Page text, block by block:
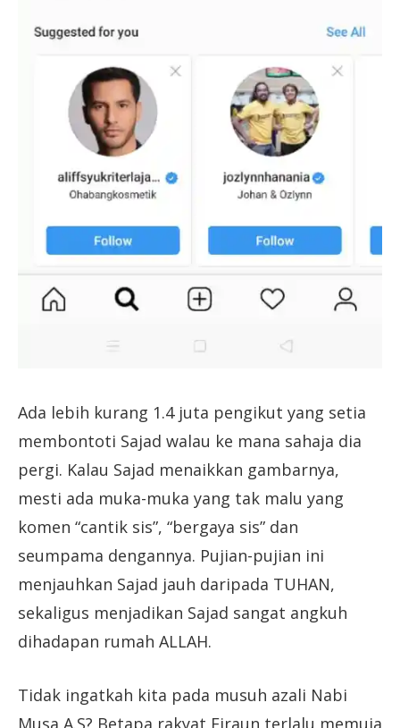
Ada lebih kurang 1.4 juta pengikut yang setia
membontoti Sajad walau ke mana sahaja dia
pergi. Kalau Sajad menaikkan gambarnya,
mesti ada muka-muka yang tak malu yang
komen “cantik sis”, “bergaya sis” dan
seumpama dengannya. Pujian-pujian ini
menjauhkan Sajad jauh daripada TUHAN,
sekaligus menjadikan Sajad sangat angkuh
dihadapan rumah ALLAH.
Tidak ingatkah kita pada musuh azali Nabi
Musa A.S? Betapa rakyat Firaun terlalu memuja